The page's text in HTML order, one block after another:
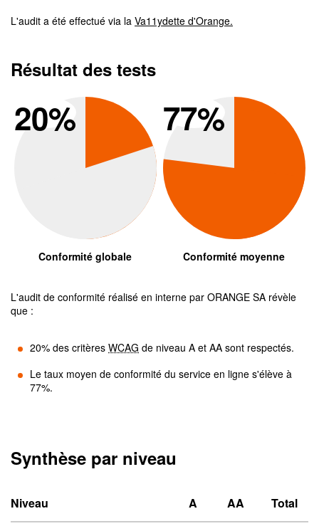
L'audit a été effectué via la Va11ydette d'Orange.
Résultat des tests
Conformité
20%
Conformité globale
77%
Conformité moyenne
L'audit de conformité réalisé en interne par ORANGE SA révèle
que :
20% des critères WCAG de niveau A et AA sont respectés.
Le taux moyen de conformité du service en ligne s'élève à
77%.
Synthèse par niveau
Niveau A Niveau un A
AA Niveau deux
Total